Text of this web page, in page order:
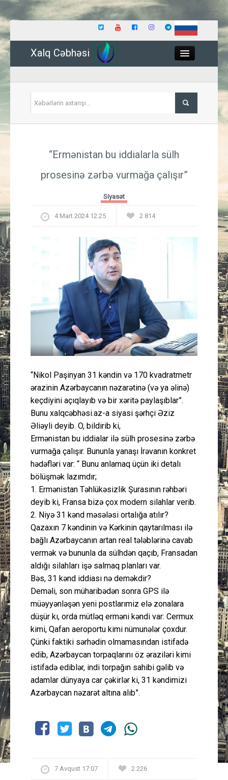
Xalq Cəbhəsi
İqtisadiyyat
Güney Azərbaycan
Müsahibə
İdman
Layihə
Cəmiyyət
Əlaqə
“Ermənistan bu iddialarla sülh
prosesinə zərbə vurmağa çalışır”
Siyasət
4 Mart 2024 12:25 2 814
“Nikol Paşinyan 31 kəndin və 170 kvadratmetr
ərazinin Azərbaycanın nəzarətinə (və ya əlinə)
keçdiyini açıqlayıb və bir xəritə paylaşıblar”.
Bunu xalqcəbhəsi.az-a siyasi şərhçi Əziz
Əliəyli deyib. O, bildirib ki,
Ermənistan bu iddialar ilə sülh prosesinə zərbə
vurmağa çalışır. Bununla yanaşı İrəvanın konkret
hədəfləri var: “ Bunu anlamaq üçün iki detalı
bölüşmək lazımdır;
1. Ermənistan Təhlükəsizlik Şurasının rəhbəri
deyib ki, Fransa bizə çox modern silahlar verib.
2. Niyə 31 kənd məsələsi ortalığa atılır?
Qazaxın 7 kəndinin və Kərkinin qaytarılması ilə
bağlı Azərbaycanın artan real tələblərinə cavab
vermək və bununla da sülhdən qaçıb, Fransadan
aldığı silahları işə salmaq planları var.
Bəs, 31 kənd iddiası nə deməkdir?
Deməli, son müharibədən sonra GPS ilə
müəyyənləşən yeni postlarımiz elə zonalara
düşür kı, orda mütləq erməni kəndi var: Cermux
kimi, Qafan aeroportu kimi nümunələr çoxdur.
Çünki faktiki sərhədin olmamasından istifadə
edib, Azərbaycan torpaqlarını öz əraziləri kimi
istifadə ediblər, indi torpağın sahibi gəlib və
adamlar dünyaya car çəkirlər ki, 31 kəndimizi
Azərbaycan nəzarət altına alıb”.
7 Avqust 17:07 2 226